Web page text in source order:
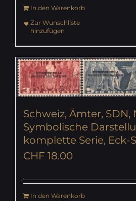
In den Warenkorb
Zur Wunschliste
hinzufügen
Schweiz, Ämter, SDN,
Symbolische
komplette Serie, Eck-
CHF 18.00
In den Warenkorb